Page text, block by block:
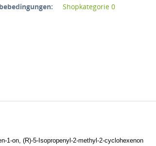
Shopkategorie 0
1-on, (R)-5-Isopropenyl-2-methyl-2-cyclohexenon